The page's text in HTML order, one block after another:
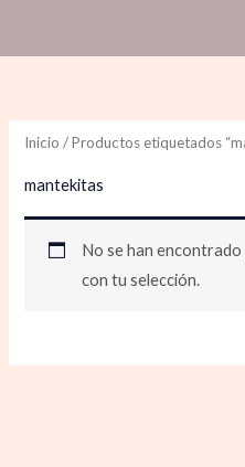
Inicio / Productos etiquetados
mantekitas
No se han
con tu selección.